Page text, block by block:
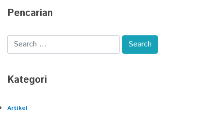
Pencarian
Kategori
Artikel